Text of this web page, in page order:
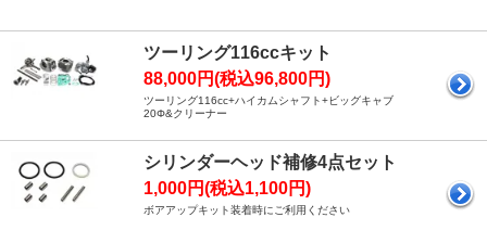
ツーリング116ccキット
88,000円(税込96,800円)
ツーリング116cc+ハイカムシャフト+ビッグキャブ
20Φ&クリーナー
シリンダーヘッド補修4点セット
1,000円(税込1,100円)
ボアアップキット装着時にご利用ください